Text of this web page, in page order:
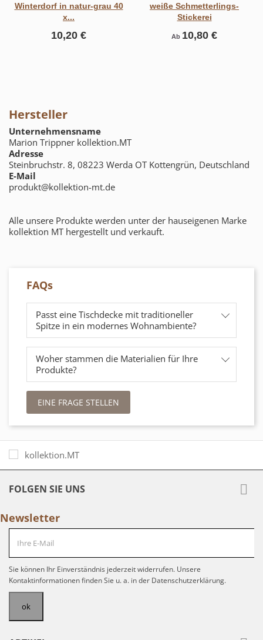
Winterdorf in natur-grau 40
x...
10,20 €
weiße Schmetterlings-
Stickerei
Ab 10,80 €
Hersteller
Unternehmensname
Marion Trippner kollektion.MT
Adresse
Steinbruchstr. 8, 08223 Werda OT Kottengrün, Deutschland
E-Mail
produkt@kollektion-mt.de
Alle unsere Produkte werden unter der hauseigenen Marke
kollektion MT hergestellt und verkauft.
FAQs
Passt eine Tischdecke mit traditioneller
Spitze in ein modernes Wohnambiente?
Woher stammen die Materialien für Ihre
Produkte?
EINE FRAGE STELLEN
FOLGEN SIE UNS 
Newsletter
Sie können Ihr Einverständnis jederzeit widerrufen. Unsere
Kontaktinformationen finden Sie u. a. in der Datenschutzerklärung.